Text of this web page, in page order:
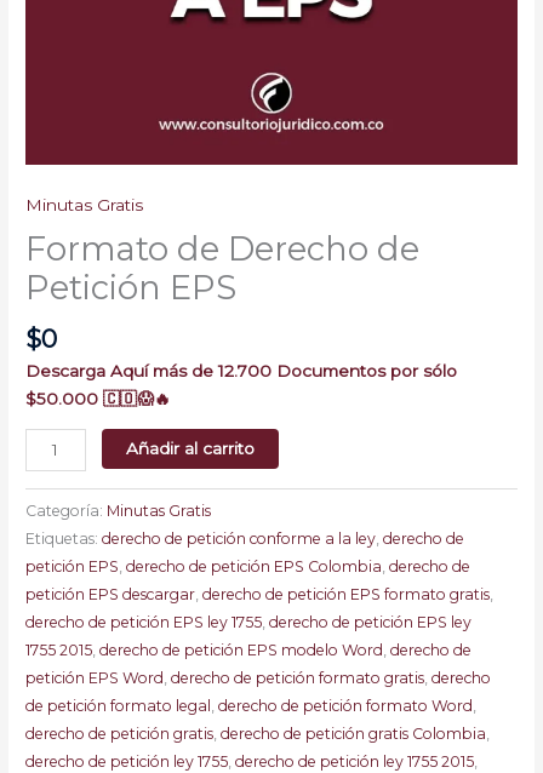
Minutas Gratis
Formato de Derecho de
Petición EPS
$0
Descarga Aquí más de 12.700 Documentos por sólo
$50.000 🇨🇴😱🔥
Añadir al carrito
Categoría: Minutas Gratis
Etiquetas:derecho de petición conforme a la ley,derecho de
petición EPS,derecho de petición EPS Colombia,derecho de
petición EPS descargar,derecho de petición EPS formato gratis,
derecho de petición EPS ley 1755,derecho de petición EPS ley
1755 2015,derecho de petición EPS modelo Word,derecho de
petición EPS Word,derecho de petición formato gratis,derecho
de petición formato legal ,derecho de petición formato Word,
derecho de petición gratis,derecho de petición gratis Colombia,
derecho de petición ley 1755,derecho de petición ley 1755 2015,